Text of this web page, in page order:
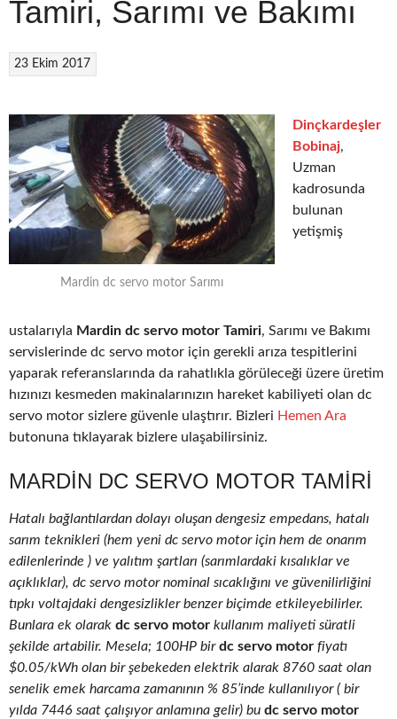
Tamiri, Sarımı ve Bakımı
23 Ekim 2017
Mardin dc servo motor Sarımı
Dinçkardeşler
Bobinaj,
Uzman
kadrosunda
bulunan
yetişmiş
ustalarıyla Mardin dc servo motor Tamiri, Sarımı ve Bakımı
servislerinde dc servo motor için gerekli arıza tespitlerini
yaparak referanslarında da rahatlıkla görüleceği üzere üretim
hızınızı kesmeden makinalarınızın hareket kabiliyeti olan dc
servo motor sizlere güvenle ulaştırır. Bizleri Hemen Ara
butonuna tıklayarak bizlere ulaşabilirsiniz.
MARDIN DC SERVO MOTOR TAMIRI
Hatalı bağlantılardan dolayı oluşan dengesiz empedans, hatalı
sarım teknikleri (hem yeni dc servo motor için hem de onarım
edilenlerinde ) ve yalıtım şartları (sarımlardaki kısalıklar ve
açıklıklar), dc servo motor nominal sıcaklığını ve güvenilirliğini
tıpkı voltajdaki dengesizlikler benzer biçimde etkileyebilirler.
Bunlara ek olarak dc servo motor kullanım maliyeti süratli
şekilde artabilir. Mesela; 100HP birdc servo motor fiyatı
$0.05/kWh olan bir şebekeden elektrik alarak 8760 saat olan
senelik emek harcama zamanının % 85’inde kullanılıyor ( bir
yılda 7446 saat çalışıyor anlamına gelir) bu dc servo motor